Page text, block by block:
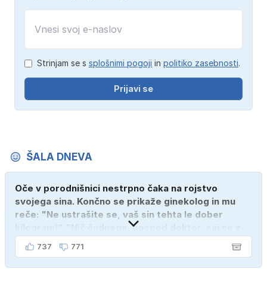
Strinjam se s splošnimi pogoji in politiko zasebnosti.
Prijavi se
ŠALA DNEVA
Oče v porodnišnici nestrpno čaka na rojstvo
svojega sina. Končno se prikaže ginekolog in mu
reče: "Ne ustrašite se, vaš sin tehta le dober
kilogram!" "Nič čudnega, gospod doktor, saj se z
ženo poznava šele tri mesece."
737 771